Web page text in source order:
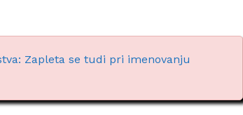
Zapleta se tudi pri imenovanju